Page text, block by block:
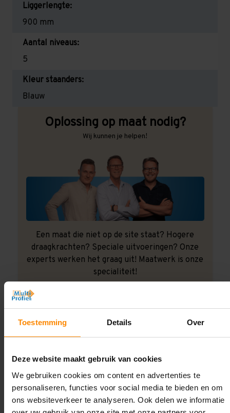
Toestemming Details Over
Deze website maakt gebruik van cookies
We gebruiken cookies om content en advertenties te
personaliseren, functies voor social media te bieden en om
ons websiteverkeer te analyseren. Ook delen we informatie
Liggerlengte:
900 mm
Aantal niveaus:
5
Kleur staanders:
Blauw
Oplossing op maat nodig?
Wij kunnen je helpen!
Een maat die niet op de site staat? Hogere
draagkrachten? Speciale uitvoeringen? Onze
experts werken het graag uit! Maatwerk is onze
specialiteit!
Montage uitbesteden?
Laat ons het doen!